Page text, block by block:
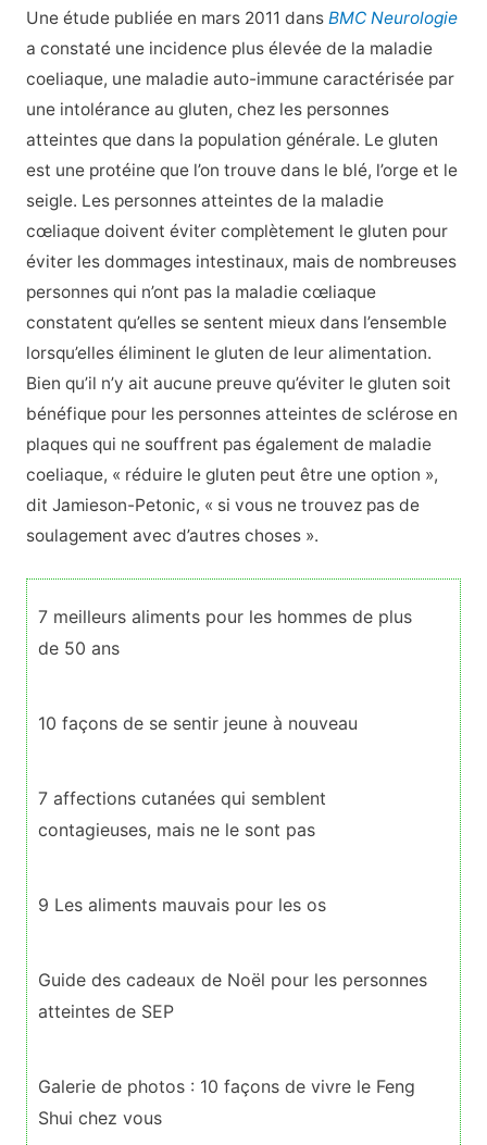
Une étude publiée en mars 2011 dans BMC Neurologie
a constaté une incidence plus élevée de la maladie
coeliaque, une maladie auto-immune caractérisée par
une intolérance au gluten, chez les personnes
atteintes que dans la population générale. Le gluten
est une protéine que l’on trouve dans le blé, l’orge et le
seigle. Les personnes atteintes de la maladie
cœliaque doivent éviter complètement le gluten pour
éviter les dommages intestinaux, mais de nombreuses
personnes qui n’ont pas la maladie cœliaque
constatent qu’elles se sentent mieux dans l’ensemble
lorsqu’elles éliminent le gluten de leur alimentation.
Bien qu’il n’y ait aucune preuve qu’éviter le gluten soit
bénéfique pour les personnes atteintes de sclérose en
plaques qui ne souffrent pas également de maladie
coeliaque, « réduire le gluten peut être une option »,
dit Jamieson-Petonic, « si vous ne trouvez pas de
soulagement avec d’autres choses ».
7 meilleurs aliments pour les hommes de plus
de 50 ans
10 façons de se sentir jeune à nouveau
7 affections cutanées qui semblent
contagieuses, mais ne le sont pas
9 Les aliments mauvais pour les os
Guide des cadeaux de Noël pour les personnes
atteintes de SEP
Galerie de photos : 10 façons de vivre le Feng
Shui chez vous